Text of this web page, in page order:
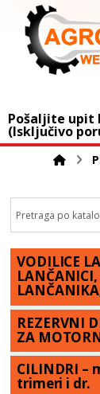
Pošaljite upit
(Isključivo
VODILICE
LANČANICI,
REZERVNI
ZA
CILINDRI –
trimeri i dr.